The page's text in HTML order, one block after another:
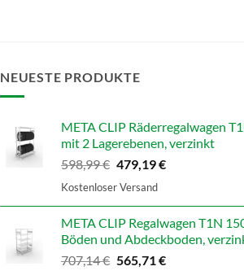
NEUESTE PRODUKTE
META CLIP Räderregalwagen
mit 2 Lagerebenen, verzinkt
598,99€ Ursprünglicher
Preis
479,19€Aktueller
Kostenloser Versand
META CLIP Regalwagen T1N
Böden und Abdeckboden,
707,14€ Ursprünglicher
565,71€Aktueller